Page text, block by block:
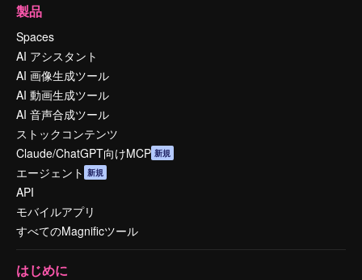
製品
Spaces
AI アシスタント
AI 画像生成ツール
AI 動画生成ツール
AI 音声合成ツール
ストックコンテンツ
Claude/ChatGPT向けMCP 新規
エージェント 新規
API
モバイルアプリ
すべてのMagnificツール
はじめに